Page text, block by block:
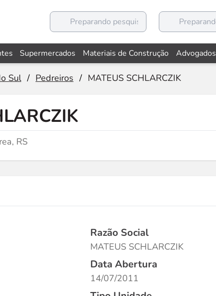
Supermercados Materiais de Construção Advogados
Sul / Pedreiros / MATEUS SCHLARCZIK
RS
Razão Social
MATEUS SCHLARCZIK
Data Abertura
14/07/2011